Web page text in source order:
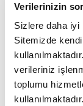
Verilerinizin
Sizlere daha
Sitemizde
verileriniz
toplumu
Future of